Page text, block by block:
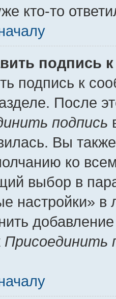
кто-то
подпись
подпись к
После
подпись
Вы
ко
выбор в
настройки»
Присоединить